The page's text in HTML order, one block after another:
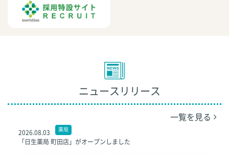
ニュースリリース
一覧を見る
2026.08.03 薬局
「日生薬局 町田店」がオープンしました